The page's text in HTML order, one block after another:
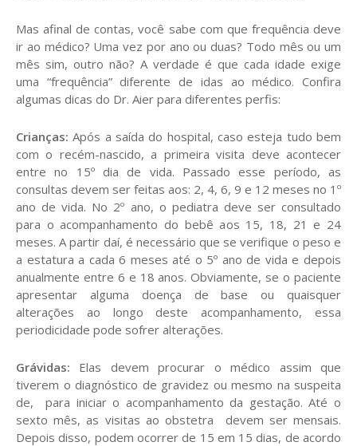
Mas afinal de contas, você sabe com que frequência deve
ir ao médico? Uma vez por ano ou duas? Todo mês ou um
mês sim, outro não? A verdade é que cada idade exige
uma “frequência” diferente de idas ao médico. Confira
algumas dicas do Dr. Aier para diferentes perfis:
Crianças: Após a saída do hospital, caso esteja tudo bem
com o recém-nascido, a primeira visita deve acontecer
entre no 15º dia de vida. Passado esse período, as
consultas devem ser feitas aos: 2, 4, 6, 9 e 12 meses no 1º
ano de vida. No 2º ano, o pediatra deve ser consultado
para o acompanhamento do bebê aos 15, 18, 21 e 24
meses. A partir daí, é necessário que se verifique o peso e
a estatura a cada 6 meses até o 5º ano de vida e depois
anualmente entre 6 e 18 anos. Obviamente, se o paciente
apresentar alguma doença de base ou quaisquer
alterações ao longo deste acompanhamento, essa
periodicidade pode sofrer alterações.
Grávidas: Elas devem procurar o médico assim que
tiverem o diagnóstico de gravidez ou mesmo na suspeita
de, para iniciar o acompanhamento da gestação. Até o
sexto mês, as visitas ao obstetra devem ser mensais.
Depois disso, podem ocorrer de 15 em 15 dias, de acordo